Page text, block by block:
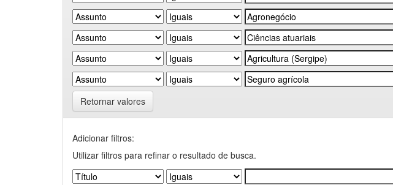
Retornar valores
Adicionar filtros:
Utilizar filtros para refinar o resultado de busca.